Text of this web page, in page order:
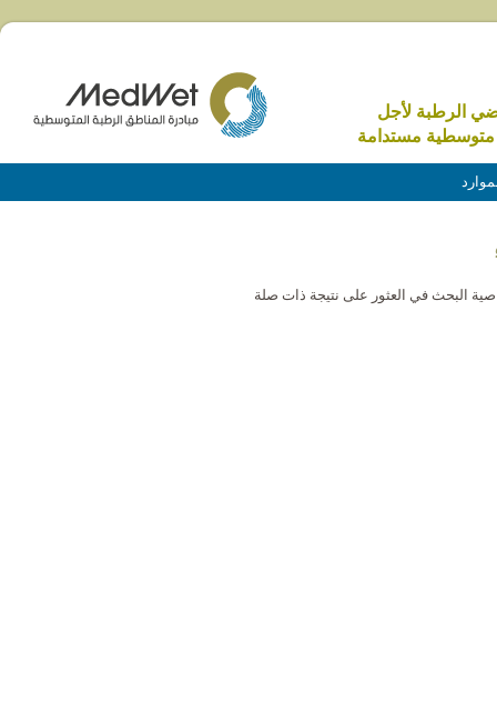
الرطبة لأجل
مستدامة
البحث في العثور على نتيجة ذات صلة